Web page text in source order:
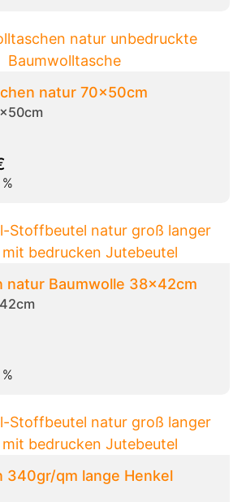
natur 70x50cm
natur Baumwolle 38x42cm
340gr/qm lange Henkel